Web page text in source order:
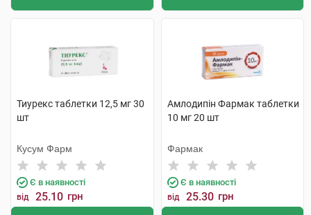
Тиурекс таблетки 12,5 мг 30
шт
Кусум Фарм
Є в наявності
від 25.10 грн
Амлодипін Фармак таблетки
10 мг 20 шт
Фармак
Є в наявності
від 25.30 грн